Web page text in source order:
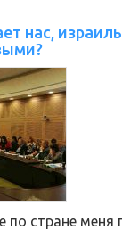
нас,
по стране меня